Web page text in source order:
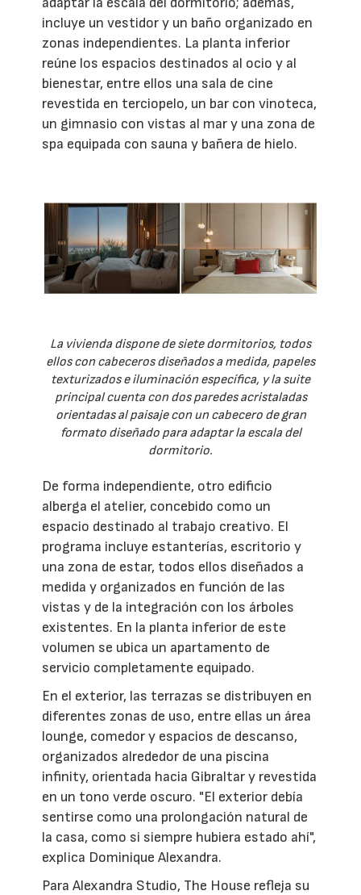
incluye un vestidor y un baño organizado en
zonas independientes. La planta inferior
reúne los espacios destinados al ocio y al
bienestar, entre ellos una sala de cine
revestida en terciopelo, un bar con vinoteca,
un gimnasio con vistas al mar y una zona de
spa equipada con sauna y bañera de hielo.
La vivienda dispone de siete dormitorios, todos
ellos con cabeceros diseñados a medida, papeles
texturizados e iluminación específica, y la suite
principal cuenta con dos paredes acristaladas
orientadas al paisaje con un cabecero de gran
formato diseñado para adaptar la escala del
dormitorio.
De forma independiente, otro edificio
alberga el atelier, concebido como un
espacio destinado al trabajo creativo. El
programa incluye estanterías, escritorio y
una zona de estar, todos ellos diseñados a
medida y organizados en función de las
vistas y de la integración con los árboles
existentes. En la planta inferior de este
volumen se ubica un apartamento de
servicio completamente equipado.
En el exterior, las terrazas se distribuyen en
diferentes zonas de uso, entre ellas un área
lounge, comedor y espacios de descanso,
organizados alrededor de una piscina
infinity, orientada hacia Gibraltar y revestida
en un tono verde oscuro. "El exterior debía
sentirse como una prolongación natural de
la casa, como si siempre hubiera estado ahí",
explica Dominique Alexandra.
Para Alexandra Studio, The House refleja su